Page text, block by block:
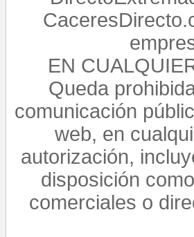
EN
Queda
comunicación
web, en
autorización,
disposición
comerciales o